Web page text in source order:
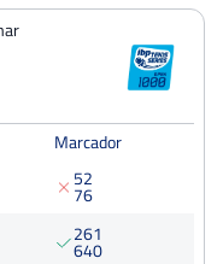
«Memorial Pepe
Marcador
5
7
2
6
2
6
6
4
1
0